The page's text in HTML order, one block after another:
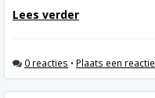
Lees verder
0 reacties • Plaats een reactie